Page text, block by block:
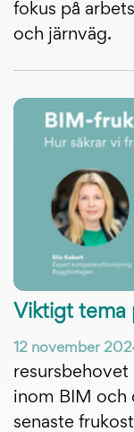
fokus på
och järnväg.
Viktigt tema
12 november
resursbehovet
inom BIM och
senaste